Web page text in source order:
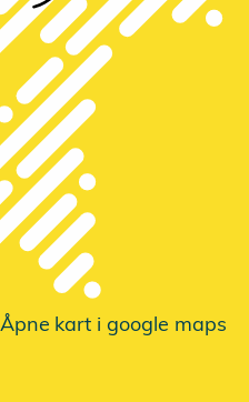
Åpnekart i google maps